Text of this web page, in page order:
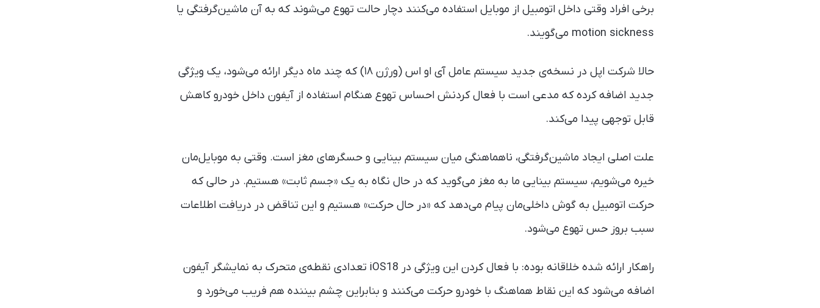
برخی افراد وقتی داخل اتومبیل از موبایل استفاده می‌کنند دچار حالت تهوع می‌شوند که به آن ماشین‌گرفتگی یا
motion sickness می‌گویند.
حالا شرکت اپل در نسخه‌ی جدید سیستم عامل آی او اس (ورژن ۱۸) که چند ماه دیگر ارائه می‌شود، یک ویژگی
جدید اضافه کرده که مدعی است با فعال کردنش احساس تهوع هنگام استفاده از آیفون داخل خودرو کاهش
قابل توجهی پیدا می‌کند.
علت اصلی ایجاد ماشین‌گرفتگی، ناهماهنگی میان سیستم بینایی و حسگرهای مغز است. وقتی به موبایل‌مان
خیره می‌شویم، سیستم بینایی ما به مغز می‌گوید که در حال نگاه به یک «جسم ثابت» هستیم. در حالی که
حرکت اتومبیل به گوش داخلی‌مان پیام می‌دهد که «در حال حرکت» هستیم و این تناقض در دریافت اطلاعات
سبب بروز حس تهوع می‌شود.
راهکار ارائه شده خلاقانه بوده: با فعال کردن این ویژگی در iOS18 تعدادی نقطه‌ی متحرک به نمایشگر آیفون
اضافه می‌شود که این نقاط هماهنگ با خودرو حرکت می‌کنند و بنابراین چشم بیننده هم فریب می‌خورد و